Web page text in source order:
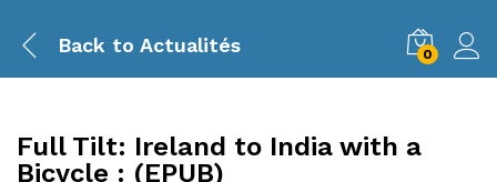
Back to Actualités 0
Full Tilt: Ireland to India with a
Bicycle : (EPUB)